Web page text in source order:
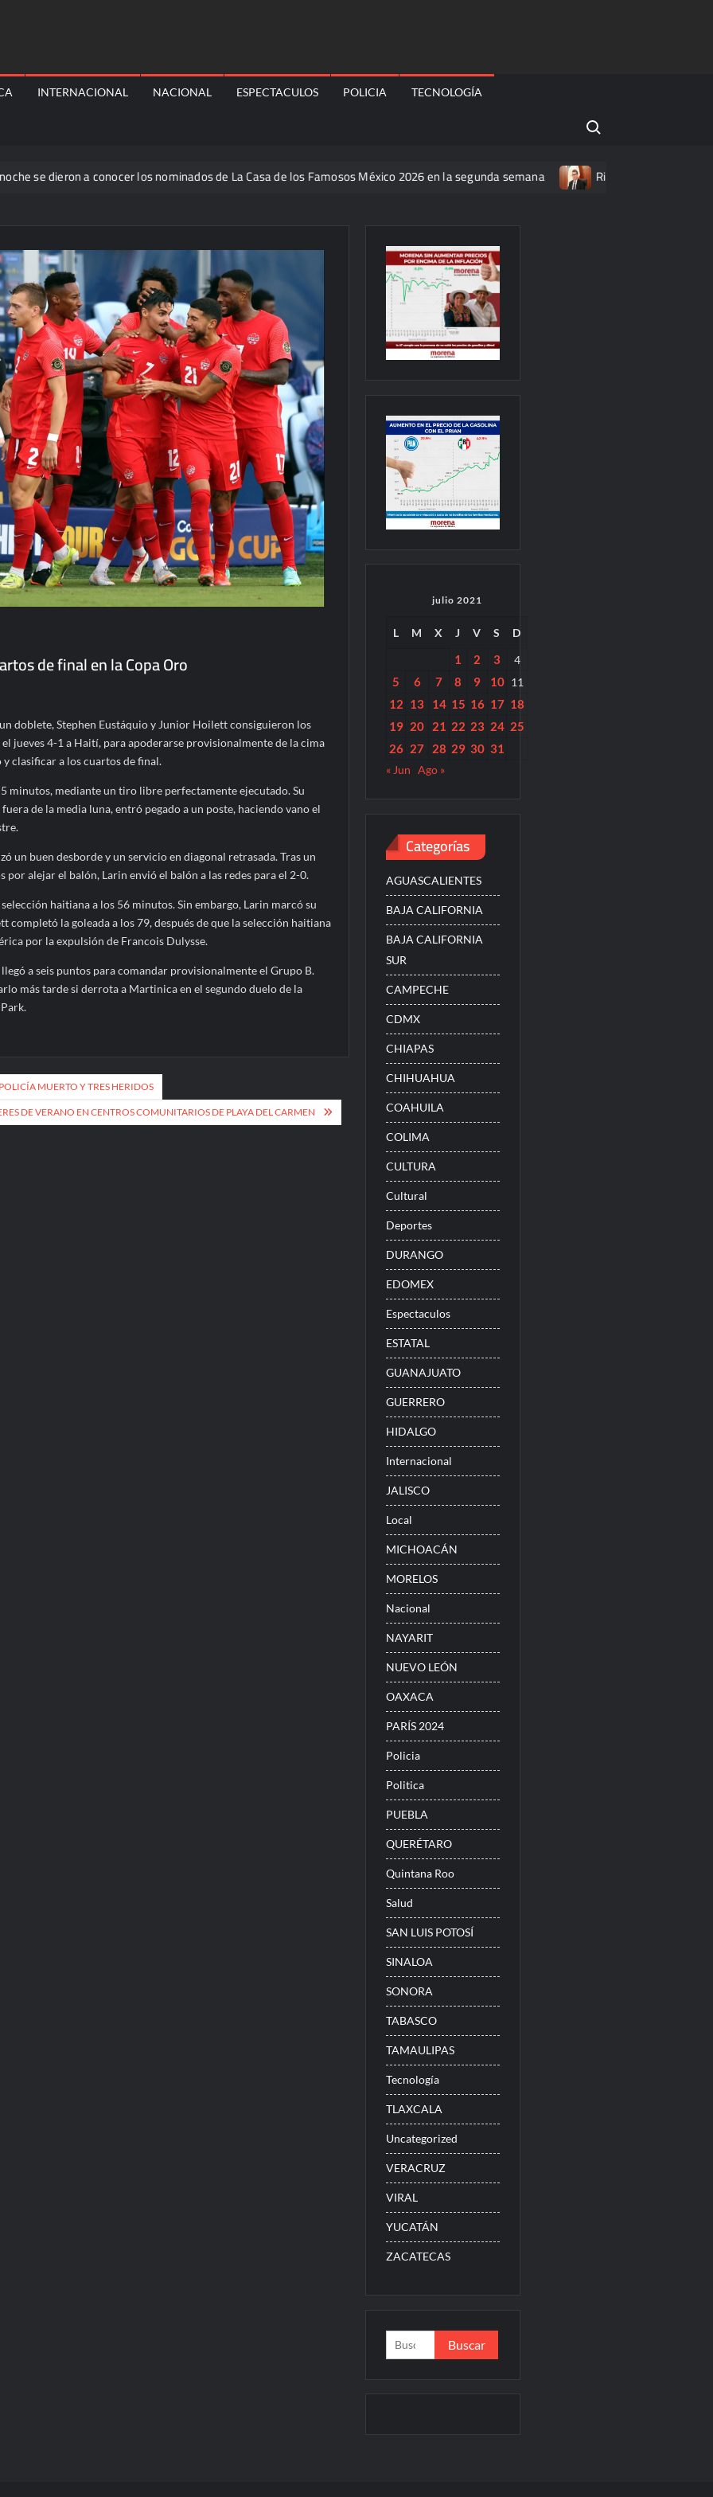
INTERNACIONAL NACIONAL ESPECTACULOS POLICIA TECNOLOGÍA
Search for:
dieron a conocer los nominados de La Casa de los Famosos México 2026 en la segunda semana Ricardo Monreal confía en que
de final en la Copa Oro
doblete, Stephen Eustáquio y Junior Hoilett consiguieron los
jueves 4-1 a Haití, para apoderarse provisionalmente de la cima
clasificar a los cuartos de final.
minutos, mediante un tiro libre perfectamente ejecutado. Su
de la media luna, entró pegado a un poste, haciendo vano el
un buen desborde y un servicio en diagonal retrasada. Tras un
alejar el balón, Larin envió el balón a las redes para el 2-0.
haitiana a los 56 minutos. Sin embargo, Larin marcó su
completó la goleada a los 79, después de que la selección haitiana
por la expulsión de Francois Dulysse.
a seis puntos para comandar provisionalmente el Grupo B.
más tarde si derrota a Martinica en el segundo duelo de la
MUERTO Y TRES HERIDOS
DE VERANO EN CENTROS COMUNITARIOS DE PLAYA DEL CARMEN
julio 2021
L M X J V S D
1 2 3 4
5 6 7 8 9 10 11
12 13 14 15 16 17 18
19 20 21 22 23 24 25
26 27 28 29 30 31
« Jun Ago »
Categorías
AGUASCALIENTES
BAJA CALIFORNIA
BAJA CALIFORNIA
SUR
CAMPECHE
CDMX
CHIAPAS
CHIHUAHUA
COAHUILA
COLIMA
CULTURA
Cultural
Deportes
DURANGO
EDOMEX
Espectaculos
ESTATAL
GUANAJUATO
GUERRERO
HIDALGO
Internacional
JALISCO
Local
MICHOACÁN
MORELOS
Nacional
NAYARIT
NUEVO LEÓN
OAXACA
PARÍS 2024
Policia
Politica
PUEBLA
QUERÉTARO
Quintana Roo
Salud
SAN LUIS POTOSÍ
SINALOA
SONORA
TABASCO
TAMAULIPAS
Tecnología
TLAXCALA
Uncategorized
VERACRUZ
VIRAL
YUCATÁN
ZACATECAS
Buscar: